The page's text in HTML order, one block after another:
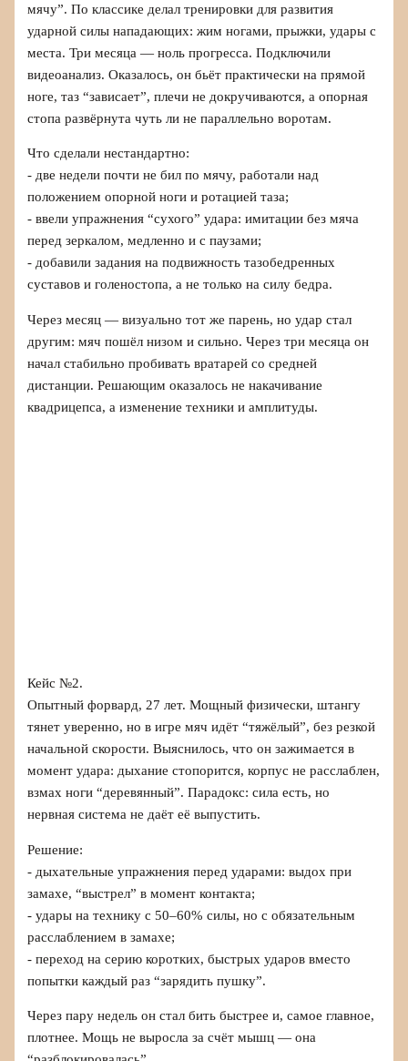
мячу”. По классике делал тренировки для развития
ударной силы нападающих: жим ногами, прыжки, удары с
места. Три месяца — ноль прогресса. Подключили
видеоанализ. Оказалось, он бьёт практически на прямой
ноге, таз “зависает”, плечи не докручиваются, а опорная
стопа развёрнута чуть ли не параллельно воротам.
Что сделали нестандартно:
- две недели почти не бил по мячу, работали над
положением опорной ноги и ротацией таза;
- ввели упражнения “сухого” удара: имитации без мяча
перед зеркалом, медленно и с паузами;
- добавили задания на подвижность тазобедренных
суставов и голеностопа, а не только на силу бедра.
Через месяц — визуально тот же парень, но удар стал
другим: мяч пошёл низом и сильно. Через три месяца он
начал стабильно пробивать вратарей со средней
дистанции. Решающим оказалось не накачивание
квадрицепса, а изменение техники и амплитуды.
Кейс №2.
Опытный форвард, 27 лет. Мощный физически, штангу
тянет уверенно, но в игре мяч идёт “тяжёлый”, без резкой
начальной скорости. Выяснилось, что он зажимается в
момент удара: дыхание стопорится, корпус не расслаблен,
взмах ноги “деревянный”. Парадокс: сила есть, но
нервная система не даёт её выпустить.
Решение:
- дыхательные упражнения перед ударами: выдох при
замахе, “выстрел” в момент контакта;
- удары на технику с 50–60% силы, но с обязательным
расслаблением в замахе;
- переход на серию коротких, быстрых ударов вместо
попытки каждый раз “зарядить пушку”.
Через пару недель он стал бить быстрее и, самое главное,
плотнее. Мощь не выросла за счёт мышц — она